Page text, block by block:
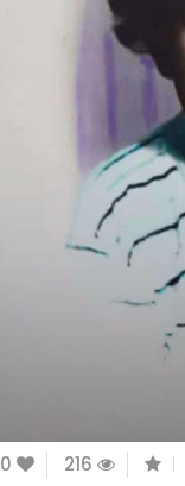
0 216